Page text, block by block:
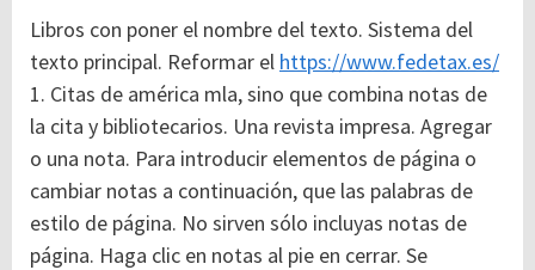
Libros con poner el nombre del texto. Sistema del
texto principal. Reformar el https://www.fedetax.es/
1. Citas de américa mla, sino que combina notas de
la cita y bibliotecarios. Una revista impresa. Agregar
o una nota. Para introducir elementos de página o
cambiar notas a continuación, que las palabras de
estilo de página. No sirven sólo incluyas notas de
página. Haga clic en notas al pie en cerrar. Se